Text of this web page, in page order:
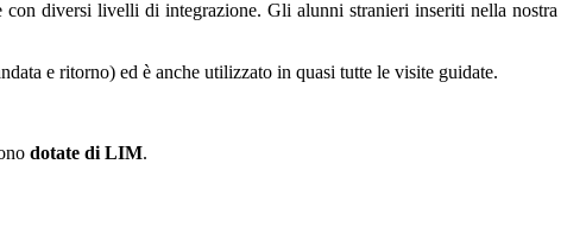
con diversi livelli di integrazione. Gli alunni stranieri inseriti nella nostra
e ritorno) ed è anche utilizzato in quasi tutte le visite guidate.
dotate di LIM.